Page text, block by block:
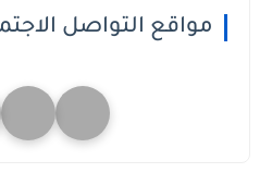
مواقع التواصل